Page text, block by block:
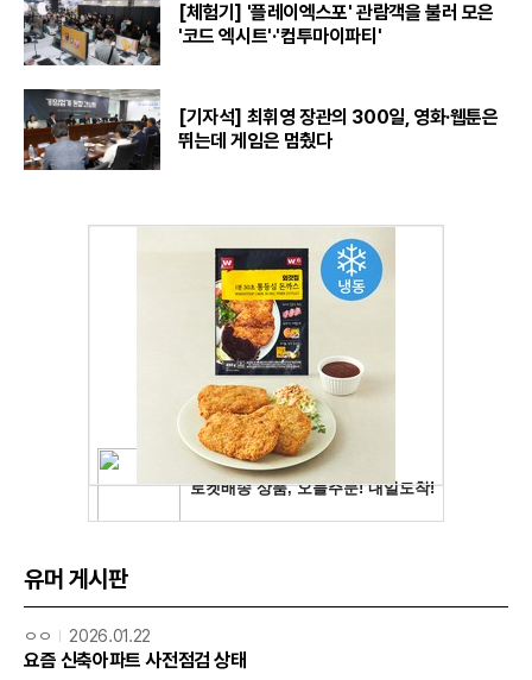
[체험기] '플레이엑스포' 관람객을 불러 모은
'코드 엑시트'·'컴투마이파티'
[기자석] 최휘영 장관의 300일, 영화·웹툰은
뛰는데 게임은 멈췄다
유머 게시판
ㅇㅇ 2026.01.22
요즘 신축아파트 사전점검 상태